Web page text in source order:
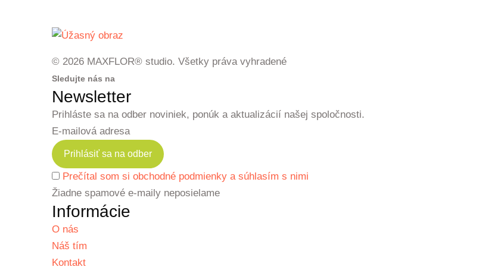
© 2026 MAXFLOR® studio. Všetky práva vyhradené
Sledujte nás na
Newsletter
Prihláste sa na odber noviniek, ponúk a aktualizácií našej spoločnosti.
E-mailová adresa
Prečítal som si obchodné podmienky a súhlasím s nimi
Žiadne spamové e-maily neposielame
Informácie
O nás
Náš tím
Kontakt